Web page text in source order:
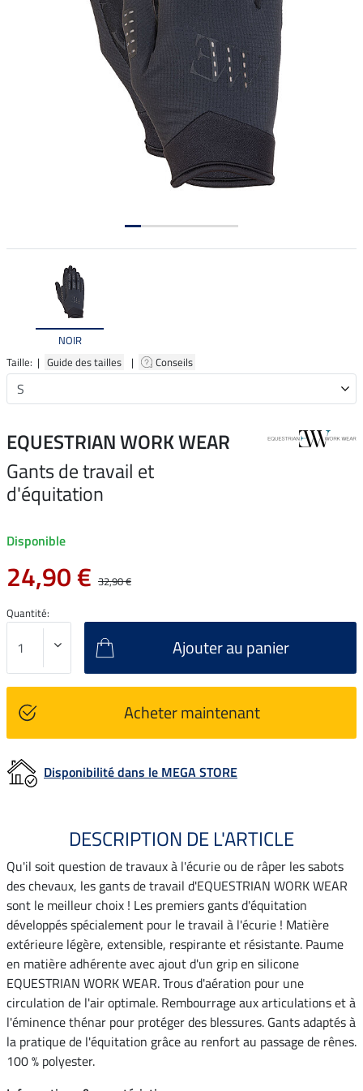
NOIR
Taille: | Guide des tailles | Conseils
EQUESTRIAN WORK WEAR
Gants de travail et
d'équitation
Disponible
24,90 € 32,90 €
Quantité:
Ajouter au panier
Acheter maintenant
Disponibilité dans le MEGA STORE
DESCRIPTION DE L'ARTICLE
Qu'il soit question de travaux à l'écurie ou de râper les sabots
des chevaux, les gants de travail d'EQUESTRIAN WORK WEAR
sont le meilleur choix ! Les premiers gants d'équitation
développés spécialement pour le travail à l'écurie ! Matière
extérieure légère, extensible, respirante et résistante. Paume
en matière adhérente avec ajout d'un grip en silicone
EQUESTRIAN WORK WEAR. Trous d'aération pour une
circulation de l'air optimale. Rembourrage aux articulations et à
l'éminence thénar pour protéger des blessures. Gants adaptés à
la pratique de l'équitation grâce au renfort au passage de rênes.
100 % polyester.